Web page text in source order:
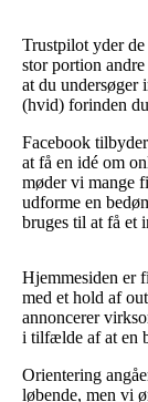
Trustpilot yder
stor portion
at du
(hvid) forinden
Facebook
at få en idé om
møder vi mange
udforme en
bruges til at få et
Hjemmesiden er
med et hold af
annoncerer
i tilfælde af at en
Orientering
løbende, men vi